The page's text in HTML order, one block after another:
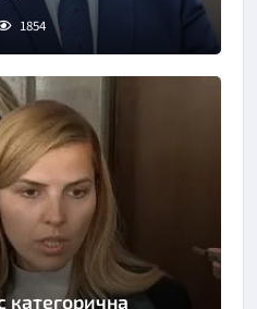
1854
категорична